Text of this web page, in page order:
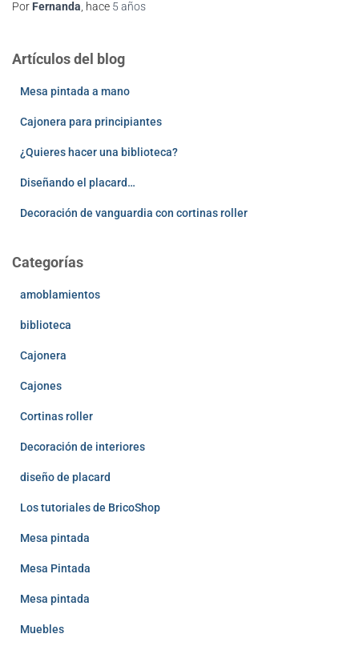
Por Fernanda , hace 5 años
Artículos del blog
Mesa pintada a mano
Cajonera para principiantes
¿Quieres hacer una biblioteca?
Diseñando el placard…
Decoración de vanguardia con cortinas roller
Categorías
amoblamientos
biblioteca
Cajonera
Cajones
Cortinas roller
Decoración de interiores
diseño de placard
Los tutoriales de BricoShop
Mesa pintada
Mesa Pintada
Mesa pintada
Muebles